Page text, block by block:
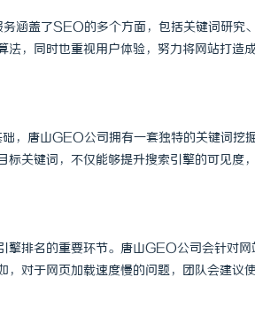
涵盖了SEO的多个方面，包括关键词研究
法，同时也重视用户体验，努力将网站打造
，唐山GEO公司拥有一套独特的关键词挖
标关键词，不仅能够提升搜索引擎的可见度
擎排名的重要环节。唐山GEO公司会针对
，对于网页加载速度慢的问题，团队会建
ai却天天给他免费派单？